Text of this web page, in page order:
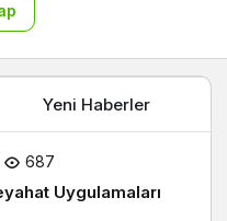
Yeni Haberler
687
Uygulamaları